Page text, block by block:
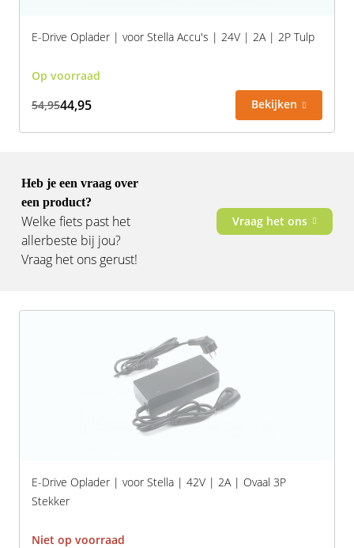
E-Drive Oplader | voor Stella Accu's | 24V | 2A | 2P Tulp
Op voorraad
54,9544,95 Bekijken
Heb je een vraag over
een product?
Welke fiets past het
allerbeste bij jou?
Vraag het ons gerust!
Vraag het ons
E-Drive Oplader | voor Stella | 42V | 2A | Ovaal 3P
Stekker
Niet op voorraad